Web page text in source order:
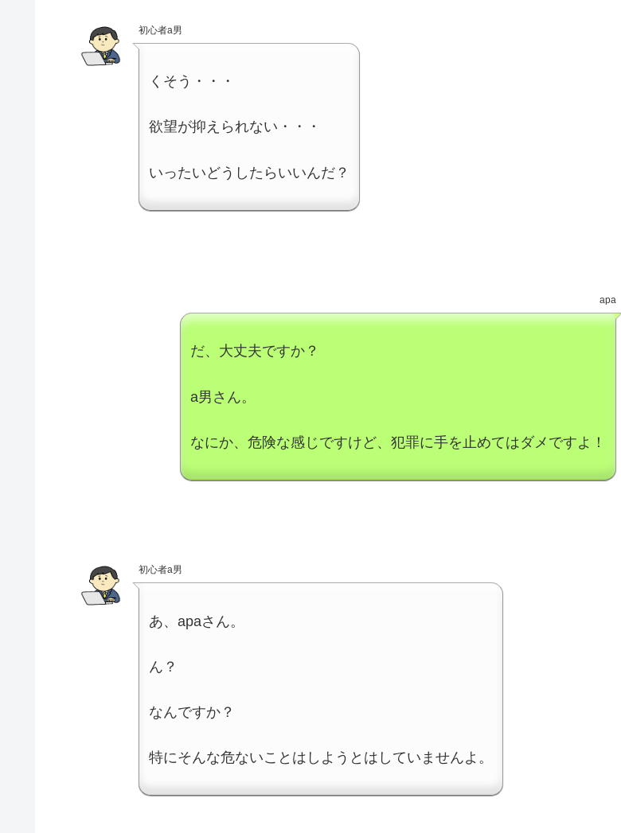
初心者a男
くそう・・・
欲望が抑えられない・・・
いったいどうしたらいいんだ？
apa
だ、大丈夫ですか？
a男さん。
なにか、危険な感じですけど、犯罪に手を止めてはダメですよ！
初心者a男
あ、apaさん。
ん？
なんですか？
特にそんな危ないことはしようとはしていませんよ。